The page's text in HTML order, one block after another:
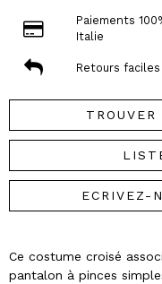
Paiements
Italie
Retours
ECRIVEZ-
Ce costume croisé
pantalon à pinces